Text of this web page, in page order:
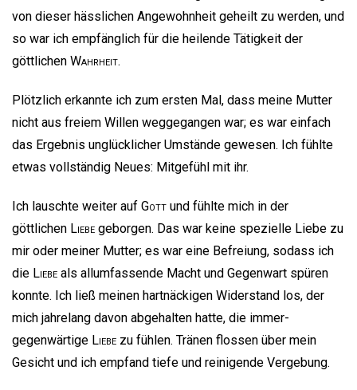
von dieser hässlichen Angewohnheit geheilt zu werden, und
so war ich empfänglich für die heilende Tätigkeit der
göttlichen Wahrheit.
Plötzlich erkannte ich zum ersten Mal, dass meine Mutter
nicht aus freiem Willen weggegangen war; es war einfach
das Ergebnis unglücklicher Umstände gewesen. Ich fühlte
etwas vollständig Neues: Mitgefühl mit ihr.
Ich lauschte weiter auf Gott und fühlte mich in der
göttlichen Liebe geborgen. Das war keine spezielle Liebe zu
mir oder meiner Mutter; es war eine Befreiung, sodass ich
die Liebe als allumfassende Macht und Gegenwart spüren
konnte. Ich ließ meinen hartnäckigen Widerstand los, der
mich jahrelang davon abgehalten hatte, die immer-
gegenwärtige Liebe zu fühlen. Tränen flossen über mein
Gesicht und ich empfand tiefe und reinigende Vergebung.